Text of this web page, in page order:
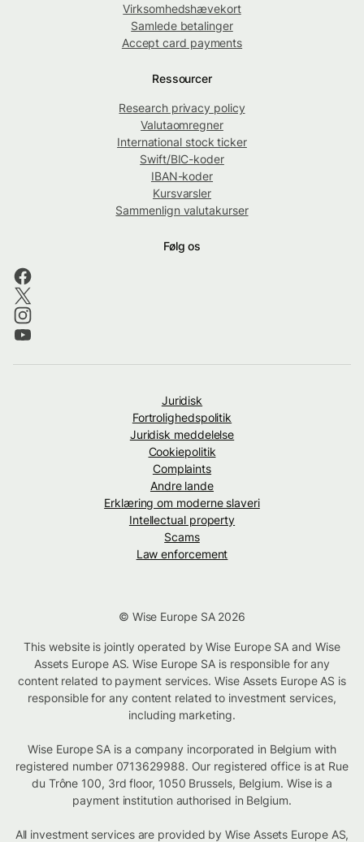
Virksomhedshævekort
Samlede betalinger
Accept card payments
Ressourcer
Research privacy policy
Valutaomregner
International stock ticker
Swift/BIC-koder
IBAN-koder
Kursvarsler
Sammenlign valutakurser
Følg os
Juridisk
Fortrolighedspolitik
Juridisk meddelelse
Cookiepolitik
Complaints
Andre lande
Erklæring om moderne slaveri
Intellectual property
Scams
Law enforcement
© Wise Europe SA 2026
This website is jointly operated by Wise Europe SA and Wise
Assets Europe AS. Wise Europe SA is responsible for any
content related to payment services. Wise Assets Europe AS is
responsible for any content related to investment services,
including marketing.
Wise Europe SA is a company incorporated in Belgium with
registered number 0713629988. Our registered office is at Rue
du Trône 100, 3rd floor, 1050 Brussels, Belgium. Wise is a
payment institution authorised in Belgium.
All investment services are provided by Wise Assets Europe AS,